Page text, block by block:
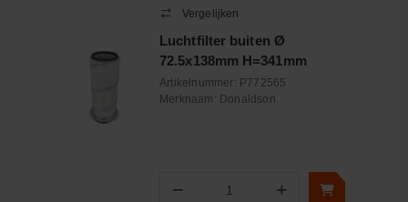
Vergelijken
Luchtfilter buiten Ø
72.5x138mm H=341mm
Artikelnummer: P772565
Merknaam: Donaldson
− Aantal +